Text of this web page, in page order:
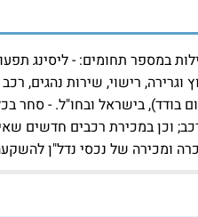
במספר תחומים: - ליסינג
וגרירה, רישוי, שירות נהגים,
בודד), בישראל ובחו"ל. - סחר
וכן במכירת רכבים חדשים
ומכירה של נכסי נדל"ן